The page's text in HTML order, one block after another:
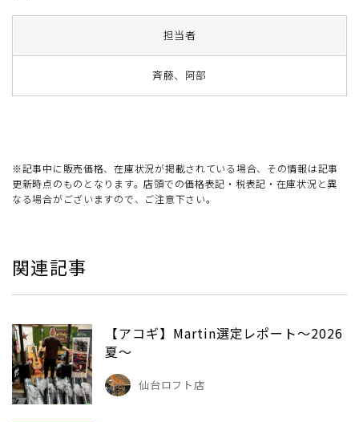
担当者
斉藤、阿部
※記事中に販売価格、在庫状況が掲載されている場合、その情報は記事
更新時点のものとなります。店頭での価格表記・税表記・在庫状況と異
なる場合がございますので、ご注意下さい。
関連記事
【アコギ】Martin選定レポート～2026
夏～
仙台ロフト店